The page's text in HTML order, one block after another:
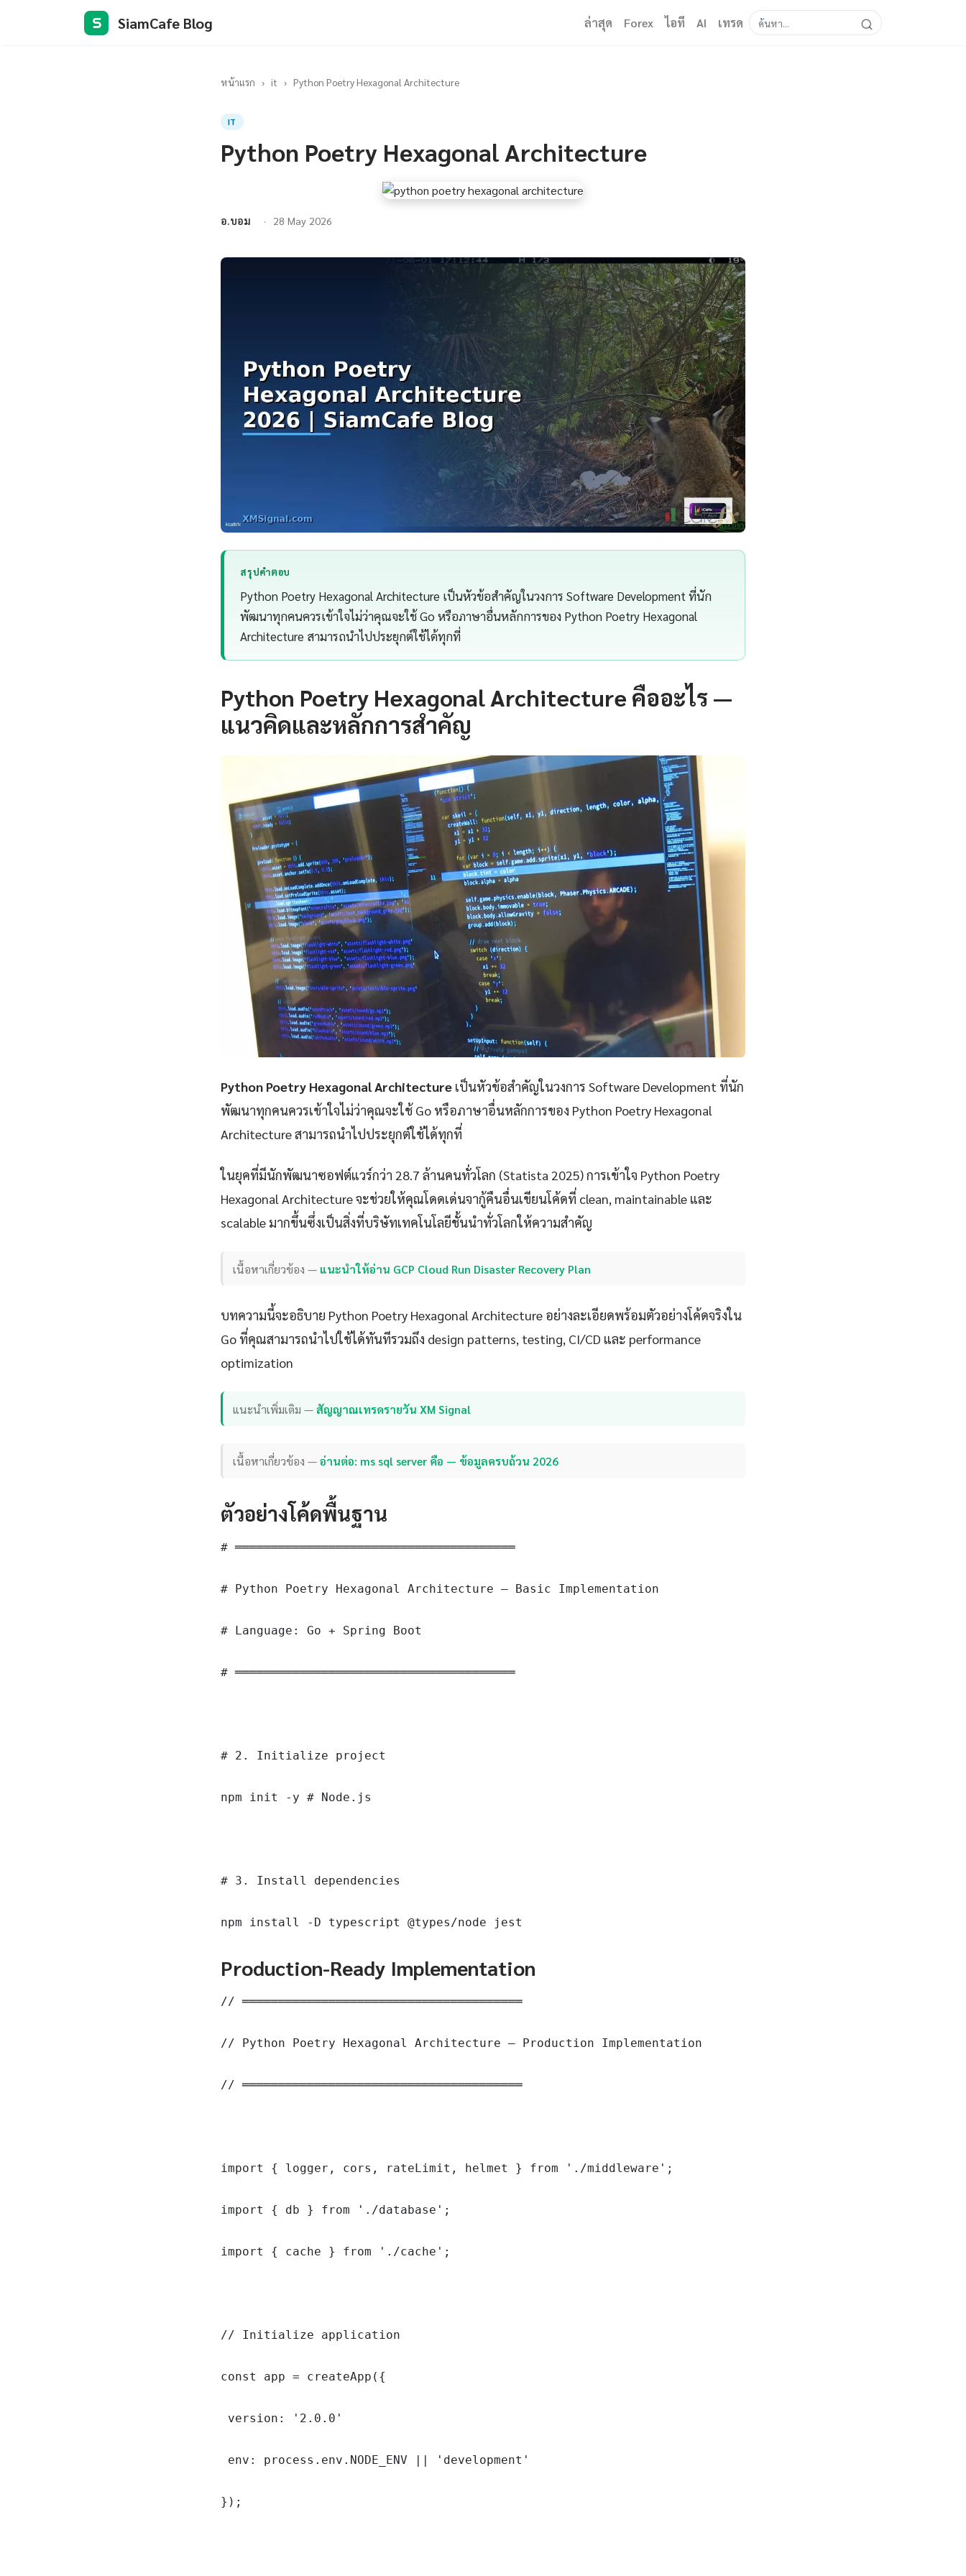
S SiamCafe Blog ล่าสุด Forex ไอที AI เทรด
หน้าแรก › it › Python Poetry Hexagonal Architecture
IT
Python Poetry Hexagonal Architecture
อ.บอม 28 May 2026
สรุปคำตอบ
Python Poetry Hexagonal Architecture เป็นหัวข้อสำคัญในวงการ Software Development ที่นัก
พัฒนาทุกคนควรเข้าใจไม่ว่าคุณจะใช้ Go หรือภาษาอื่นหลักการของ Python Poetry Hexagonal
Architecture สามารถนำไปประยุกต์ใช้ได้ทุกที่
Python Poetry Hexagonal Architecture คืออะไร —
แนวคิดและหลักการสำคัญ
Python Poetry Hexagonal Architecture เป็นหัวข้อสำคัญในวงการ Software Development ที่นัก
พัฒนาทุกคนควรเข้าใจไม่ว่าคุณจะใช้ Go หรือภาษาอื่นหลักการของ Python Poetry Hexagonal
Architecture สามารถนำไปประยุกต์ใช้ได้ทุกที่
ในยุคที่มีนักพัฒนาซอฟต์แวร์กว่า 28.7 ล้านคนทั่วโลก (Statista 2025) การเข้าใจ Python Poetry
Hexagonal Architecture จะช่วยให้คุณโดดเด่นจากู้คืนอื่นเขียนโค้ดที่ clean, maintainable และ
scalable มากขึ้นซึ่งเป็นสิ่งที่บริษัทเทคโนโลยีชั้นนำทั่วโลกให้ความสำคัญ
เนื้อหาเกี่ยวข้อง — แนะนำให้อ่าน GCP Cloud Run Disaster Recovery Plan
บทความนี้จะอธิบาย Python Poetry Hexagonal Architecture อย่างละเอียดพร้อมตัวอย่างโค้ดจริงใน
Go ที่คุณสามารถนำไปใช้ได้ทันทีรวมถึง design patterns, testing, CI/CD และ performance
optimization
แนะนำเพิ่มเติม —สัญญาณเทรดรายวัน XM Signal
เนื้อหาเกี่ยวข้อง —อ่านต่อ: ms sql server คือ — ข้อมูลครบถ้วน 2026
ตัวอย่างโค้ดพื้นฐาน
# ═══════════════════════════════════════
# Python Poetry Hexagonal Architecture — Basic Implementation
# Language: Go + Spring Boot
# ═══════════════════════════════════════
# 2. Initialize project
npm init -y # Node.js
# 3. Install dependencies
npm install -D typescript @types/node jest
Production-Ready Implementation
// ═══════════════════════════════════════
// Python Poetry Hexagonal Architecture — Production Implementation
// ═══════════════════════════════════════
import { logger, cors, rateLimit, helmet } from './middleware';
import { db } from './database';
import { cache } from './cache';
// Initialize application
const app = createApp({
version: '2.0.0'
env: process.env.NODE_ENV || 'development'
});